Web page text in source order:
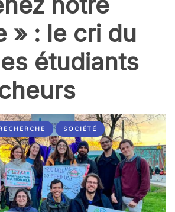
» : le cri du
étudiants
SOCIÉTÉ